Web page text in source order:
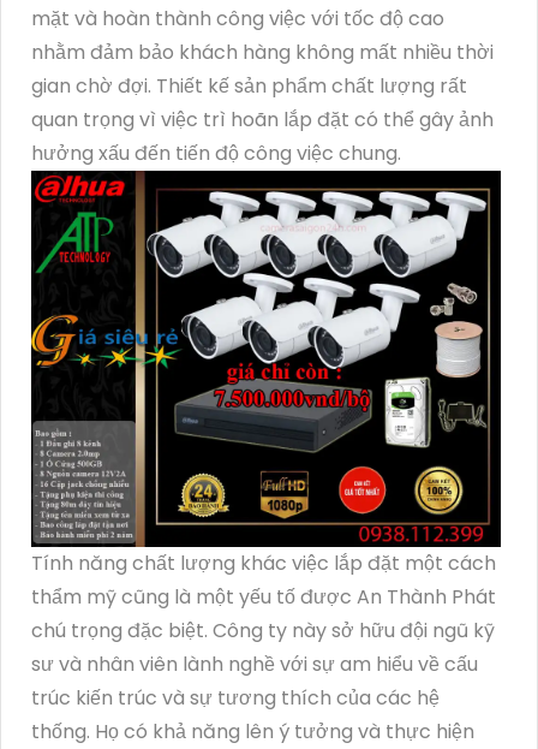
mặt và hoàn thành công việc với tốc độ cao
nhằm đảm bảo khách hàng không mất nhiều thời
gian chờ đợi. Thiết kế sản phẩm chất lượng rất
quan trọng vì việc trì hoãn lắp đặt có thể gây ảnh
hưởng xấu đến tiến độ công việc chung.
Tính năng chất lượng khác việc lắp đặt một cách
thẩm mỹ cũng là một yếu tố được An Thành Phát
chú trọng đặc biệt. Công ty này sở hữu đội ngũ kỹ
sư và nhân viên lành nghề với sự am hiểu về cấu
trúc kiến trúc và sự tương thích của các hệ
thống. Họ có khả năng lên ý tưởng và thực hiện